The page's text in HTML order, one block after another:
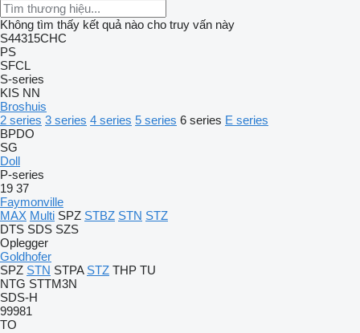
Không tìm thấy kết quả nào cho truy vấn này
S44315CHC
PS
SFCL
S-series
KIS NN
Broshuis
2 series 3 series 4 series 5 series 6 series E series
BPDO
SG
Doll
P-series
19 37
Faymonville
MAX Multi SPZ STBZ STN STZ
DTS SDS SZS
Oplegger
Goldhofer
SPZ STN STPA STZ THP TU
NTG STTM3N
SDS-H
99981
TO